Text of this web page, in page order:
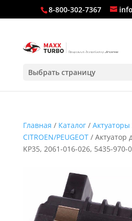
8-800-302-7367
Выбрать страницу
Главная / Каталог/ Актуаторы
CITROEN/PEUGEOT/ Актуатор
KP35, 2061-016-026, 5435-970-